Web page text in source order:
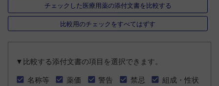
チェックした医療用薬の添付文書を比較する
比較用のチェックをすべてはずす
▼比較する添付文書の項目を選択できます。
名称等 薬価 警告 禁忌
組成・性状